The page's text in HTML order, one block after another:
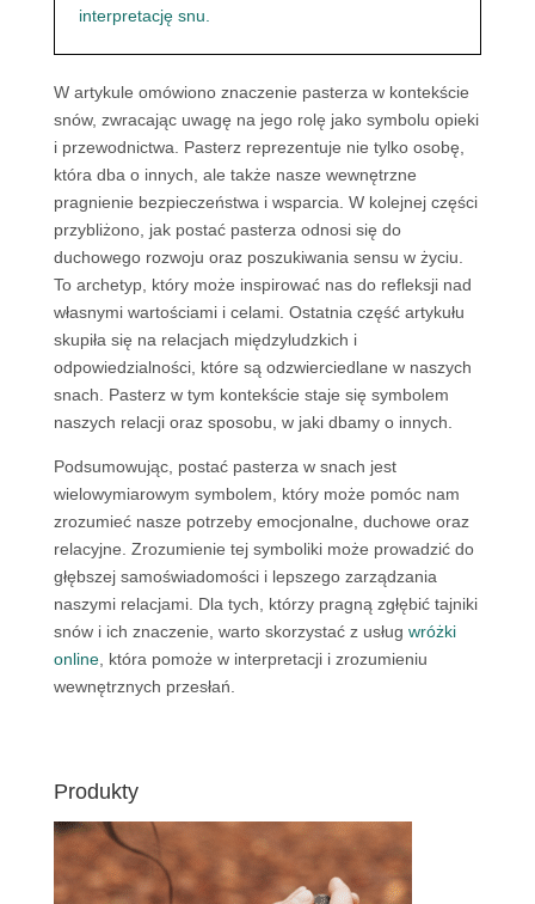
interpretację snu.
W artykule omówiono znaczenie pasterza w kontekście
snów, zwracając uwagę na jego rolę jako symbolu opieki
i przewodnictwa. Pasterz reprezentuje nie tylko osobę,
która dba o innych, ale także nasze wewnętrzne
pragnienie bezpieczeństwa i wsparcia. W kolejnej części
przybliżono, jak postać pasterza odnosi się do
duchowego rozwoju oraz poszukiwania sensu w życiu.
To archetyp, który może inspirować nas do refleksji nad
własnymi wartościami i celami. Ostatnia część artykułu
skupiła się na relacjach międzyludzkich i
odpowiedzialności, które są odzwierciedlane w naszych
snach. Pasterz w tym kontekście staje się symbolem
naszych relacji oraz sposobu, w jaki dbamy o innych.
Podsumowując, postać pasterza w snach jest
wielowymiarowym symbolem, który może pomóc nam
zrozumieć nasze potrzeby emocjonalne, duchowe oraz
relacyjne. Zrozumienie tej symboliki może prowadzić do
głębszej samoświadomości i lepszego zarządzania
naszymi relacjami. Dla tych, którzy pragną zgłębić tajniki
snów i ich znaczenie, warto skorzystać z usług wróżki
online, która pomoże w interpretacji i zrozumieniu
wewnętrznych przesłań.
Produkty